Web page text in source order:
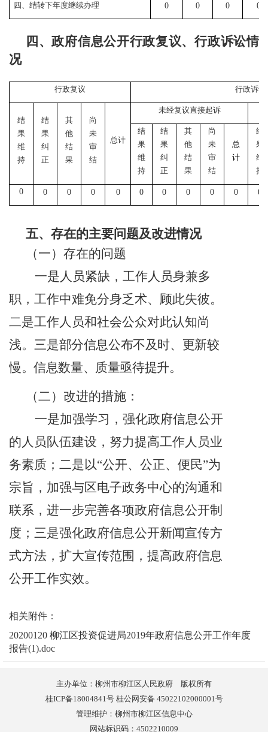
四、结转下年度继续办理 0 0 0 0
四、政府信息公开行政复议、行政诉讼情
况
行政复议 行政诉讼
结
果
维
持
结
果
纠
正
其
他
结
果
尚
未
审
结
总计
未经复议直接起诉
结
果
维
持
结
果
纠
正
其
他
结
果
尚
未
审
结
总
计
结
果
维
持
0 0 0 0 0 0 0 0 0 0 0
五、存在的主要问题及改进情况
（一）存在的问题
一是人员紧缺，工作人员身兼多
职，工作中难免分身乏术、顾此失彼。
二是工作人员和社会公众对此认知尚
浅。三是部分信息公布不及时、更新较
慢。信息数量、质量亟待提升。
（二）改进的措施：
一是加强学习，强化政府信息公开
的人员队伍建设，努力提高工作人员业
务素质；二是以“公开、公正、便民”为
宗旨，加强与区电子政务中心的沟通和
联系，进一步完善各项政府信息公开制
度；三是强化政府信息公开新闻宣传方
式方法，扩大宣传范围，提高政府信息
公开工作实效。
相关附件：
20200120 柳江区投资促进局2019年政府信息公开工作年度
报告(1).doc
主办单位：柳州市柳江区人民政府 版权所有
桂ICP备18004841号 桂公网安备 45022102000001号
管理维护：柳州市柳江区信息中心
网站标识码：4502210009